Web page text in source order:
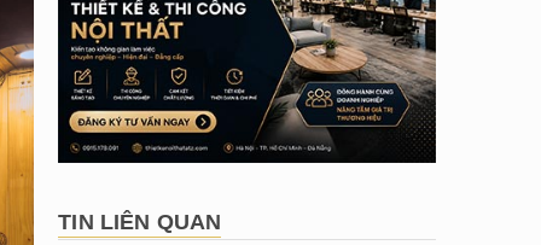
TIN LIÊN QUAN